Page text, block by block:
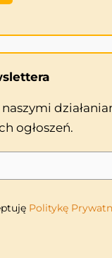
ogłoszeń.
Politykę